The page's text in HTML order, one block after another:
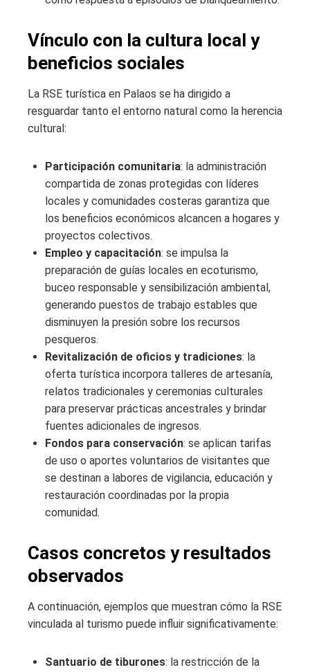
Vínculo con la cultura local y
beneficios sociales
La RSE turística en Palaos se ha dirigido a
resguardar tanto el entorno natural como la herencia
cultural:
Participación comunitaria: la administración
compartida de zonas protegidas con líderes
locales y comunidades costeras garantiza que
los beneficios económicos alcancen a hogares y
proyectos colectivos.
Empleo y capacitación: se impulsa la
preparación de guías locales en ecoturismo,
buceo responsable y sensibilización ambiental,
generando puestos de trabajo estables que
disminuyen la presión sobre los recursos
pesqueros.
Revitalización de oficios y tradiciones: la
oferta turística incorpora talleres de artesanía,
relatos tradicionales y ceremonias culturales
para preservar prácticas ancestrales y brindar
fuentes adicionales de ingresos.
Fondos para conservación: se aplican tarifas
de uso o aportes voluntarios de visitantes que
se destinan a labores de vigilancia, educación y
restauración coordinadas por la propia
comunidad.
Casos concretos y resultados
observados
A continuación, ejemplos que muestran cómo la RSE
vinculada al turismo puede influir significativamente:
Santuario de tiburones: la restricción de la